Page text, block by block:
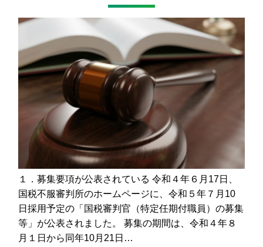
１．募集要項が公表されている 令和４年６月17日、
国税不服審判所のホームページに、令和５年７月10
日採用予定の「国税審判官（特定任期付職員）の募集
等」が公表されました。 募集の期間は、令和４年８
月１日から同年10月21日…